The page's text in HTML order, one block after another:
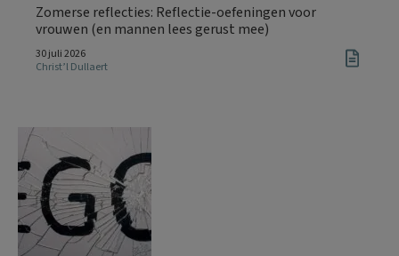
Zomerse reflecties: Reflectie-oefeningen voor
vrouwen (en mannen lees gerust mee)
30 juli 2026
Christ’l Dullaert